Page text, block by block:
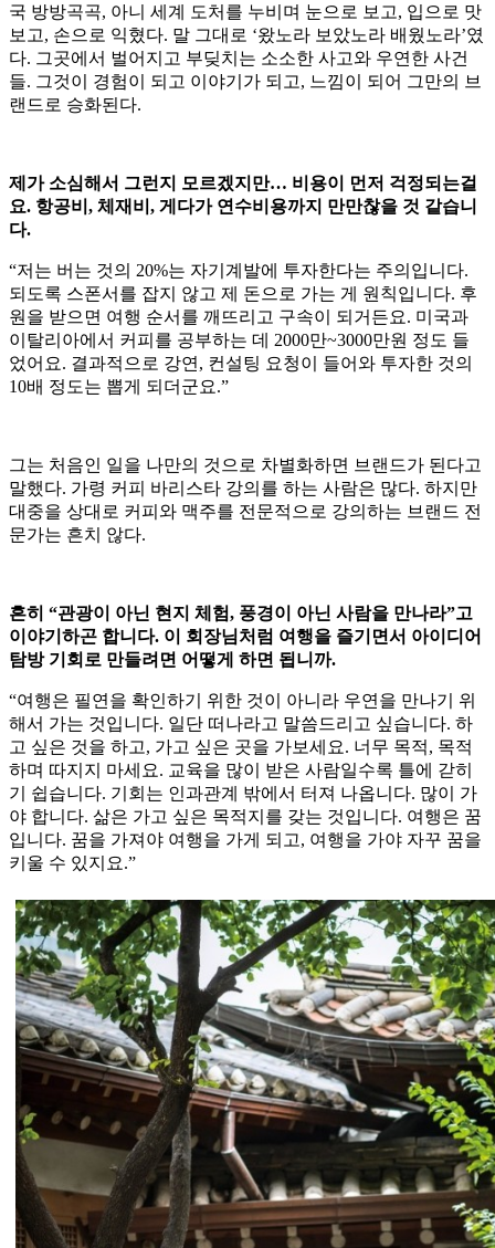
국 방방곡곡, 아니 세계 도처를 누비며 눈으로 보고, 입으로 맛
보고, 손으로 익혔다. 말 그대로 ‘왔노라 보았노라 배웠노라’였
다. 그곳에서 벌어지고 부딪치는 소소한 사고와 우연한 사건
들. 그것이 경험이 되고 이야기가 되고, 느낌이 되어 그만의 브
랜드로 승화된다.
제가 소심해서 그런지 모르겠지만… 비용이 먼저 걱정되는걸
요. 항공비, 체재비, 게다가 연수비용까지 만만찮을 것 같습니
다.
“저는 버는 것의 20%는 자기계발에 투자한다는 주의입니다.
되도록 스폰서를 잡지 않고 제 돈으로 가는 게 원칙입니다. 후
원을 받으면 여행 순서를 깨뜨리고 구속이 되거든요. 미국과
이탈리아에서 커피를 공부하는 데 2000만~3000만원 정도 들
었어요. 결과적으로 강연, 컨설팅 요청이 들어와 투자한 것의
10배 정도는 뽑게 되더군요.”
그는 처음인 일을 나만의 것으로 차별화하면 브랜드가 된다고
말했다. 가령 커피 바리스타 강의를 하는 사람은 많다. 하지만
대중을 상대로 커피와 맥주를 전문적으로 강의하는 브랜드 전
문가는 흔치 않다.
흔히 “관광이 아닌 현지 체험, 풍경이 아닌 사람을 만나라”고
이야기하곤 합니다. 이 회장님처럼 여행을 즐기면서 아이디어
탐방 기회로 만들려면 어떻게 하면 됩니까.
“여행은 필연을 확인하기 위한 것이 아니라 우연을 만나기 위
해서 가는 것입니다. 일단 떠나라고 말씀드리고 싶습니다. 하
고 싶은 것을 하고, 가고 싶은 곳을 가보세요. 너무 목적, 목적
하며 따지지 마세요. 교육을 많이 받은 사람일수록 틀에 갇히
기 쉽습니다. 기회는 인과관계 밖에서 터져 나옵니다. 많이 가
야 합니다. 삶은 가고 싶은 목적지를 갖는 것입니다. 여행은 꿈
입니다. 꿈을 가져야 여행을 가게 되고, 여행을 가야 자꾸 꿈을
키울 수 있지요.”